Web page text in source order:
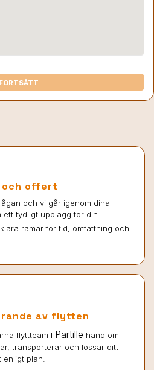
FORTSÄTT
och offert
och vi går igenom dina
ett tydligt upplägg för din
ramar för tid, omfattning och
av flytten
flyttteam i Partille hand om
transporterar och lossar ditt
plan.